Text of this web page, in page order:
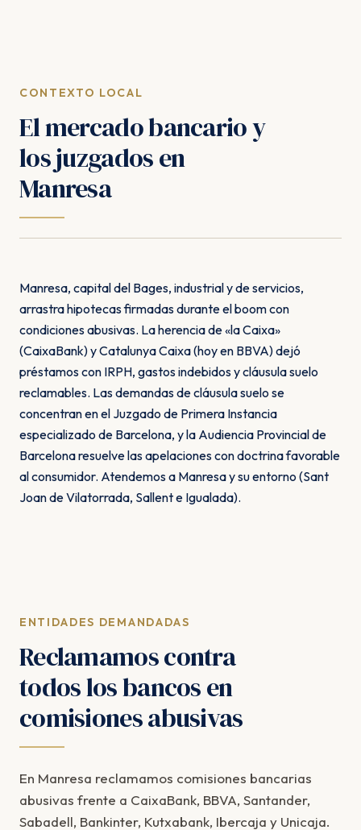
CONTEXTO LOCAL
El mercado bancario y
los juzgados en
Manresa
Manresa, capital del Bages, industrial y de servicios,
arrastra hipotecas firmadas durante el boom con
condiciones abusivas. La herencia de «la Caixa»
(CaixaBank) y Catalunya Caixa (hoy en BBVA) dejó
préstamos con IRPH, gastos indebidos y cláusula suelo
reclamables. Las demandas de cláusula suelo se
concentran en el Juzgado de Primera Instancia
especializado de Barcelona, y la Audiencia Provincial de
Barcelona resuelve las apelaciones con doctrina favorable
al consumidor. Atendemos a Manresa y su entorno (Sant
Joan de Vilatorrada, Sallent e Igualada).
ENTIDADES DEMANDADAS
Reclamamos contra
todos los bancos en
comisiones abusivas
En Manresa reclamamos comisiones bancarias
abusivas frente a CaixaBank, BBVA, Santander,
Sabadell, Bankinter, Kutxabank, Ibercaja y Unicaja.